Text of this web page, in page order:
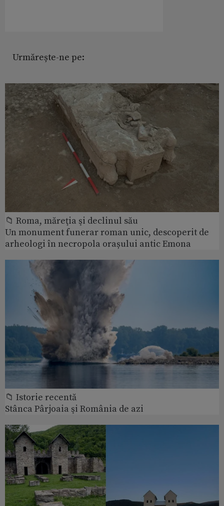
Urmărește-ne pe:
📁 Roma, măreţia şi declinul său
Un monument funerar roman unic, descoperit de
arheologi în necropola orașului antic Emona
📁 Istorie recentă
Stânca Pârjoaia şi România de azi